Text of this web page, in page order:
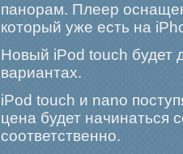
панорам. Плеер
который уже есть на
Новый iPod touch будет
вариантах.
iPod touch и nano
цена будет начинаться
соответственно.